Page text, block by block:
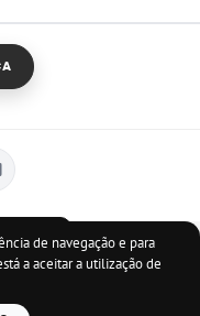
de navegação e para
a aceitar a utilização de
2012-